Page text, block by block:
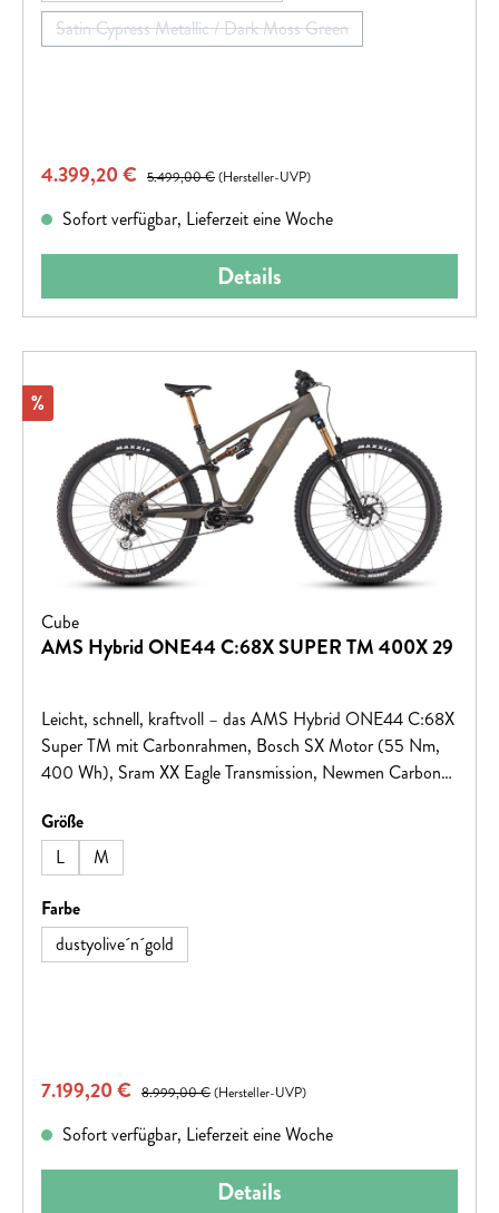
Satin Cypress Metallic / Dark Moss Green
(Diese Option ist zurzeit nicht verfügbar.)
Verkaufspreis:
4.399,20 € Regulärer Preis:
5.499,00 €(Hersteller-UVP)
Sofort verfügbar, Lieferzeit eine Woche
Details
Rabatt
%
Cube
AMS Hybrid ONE44 C:68X SUPER TM 400X 29
Leicht, schnell, kraftvoll – das AMS Hybrid ONE44 C:68X
Super TM mit Carbonrahmen, Bosch SX Motor (55 Nm,
400 Wh), Sram XX Eagle Transmission, Newmen Carbon-
maximale Trail-Performance!
Größeauswählen
L
M
Farbeauswählen
dustyolive´n´gold
Verkaufspreis:
7.199,20 € Regulärer Preis:
8.999,00 €(Hersteller-UVP)
Sofort verfügbar, Lieferzeit eine Woche
Details